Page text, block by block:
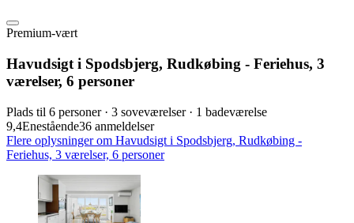
Premium-vært
Havudsigt i Spodsbjerg, Rudkøbing - Feriehus, 3
værelser, 6 personer
Plads til 6 personer · 3 soveværelser · 1 badeværelse
9,4Enestående36 anmeldelser
Flere oplysninger om Havudsigt i Spodsbjerg, Rudkøbing -
Feriehus, 3 værelser, 6 personer